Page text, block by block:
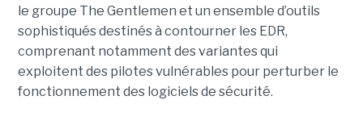
le groupe The Gentlemen et un ensemble d’outils
sophistiqués destinés à contourner les EDR,
comprenant notamment des variantes qui
exploitent des pilotes vulnérables pour perturber le
fonctionnement des logiciels de sécurité.